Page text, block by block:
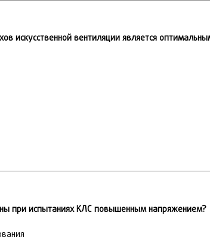
искусственной вентиляции является
при испытаниях КЛС повышенным напряжением?